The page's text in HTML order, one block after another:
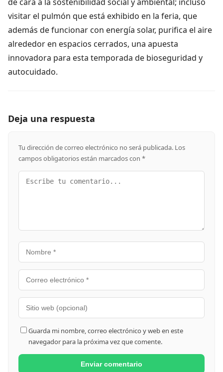
visitar el pulmón que está exhibido en la feria, que
además de funcionar con energía solar, purifica el aire
alrededor en espacios cerrados, una apuesta
innovadora para esta temporada de bioseguridad y
autocuidado.
Deja una respuesta
Tu dirección de correo electrónico no será publicada. Los
campos obligatorios están marcados con *
Guarda mi nombre, correo electrónico y web en este
navegador para la próxima vez que comente.